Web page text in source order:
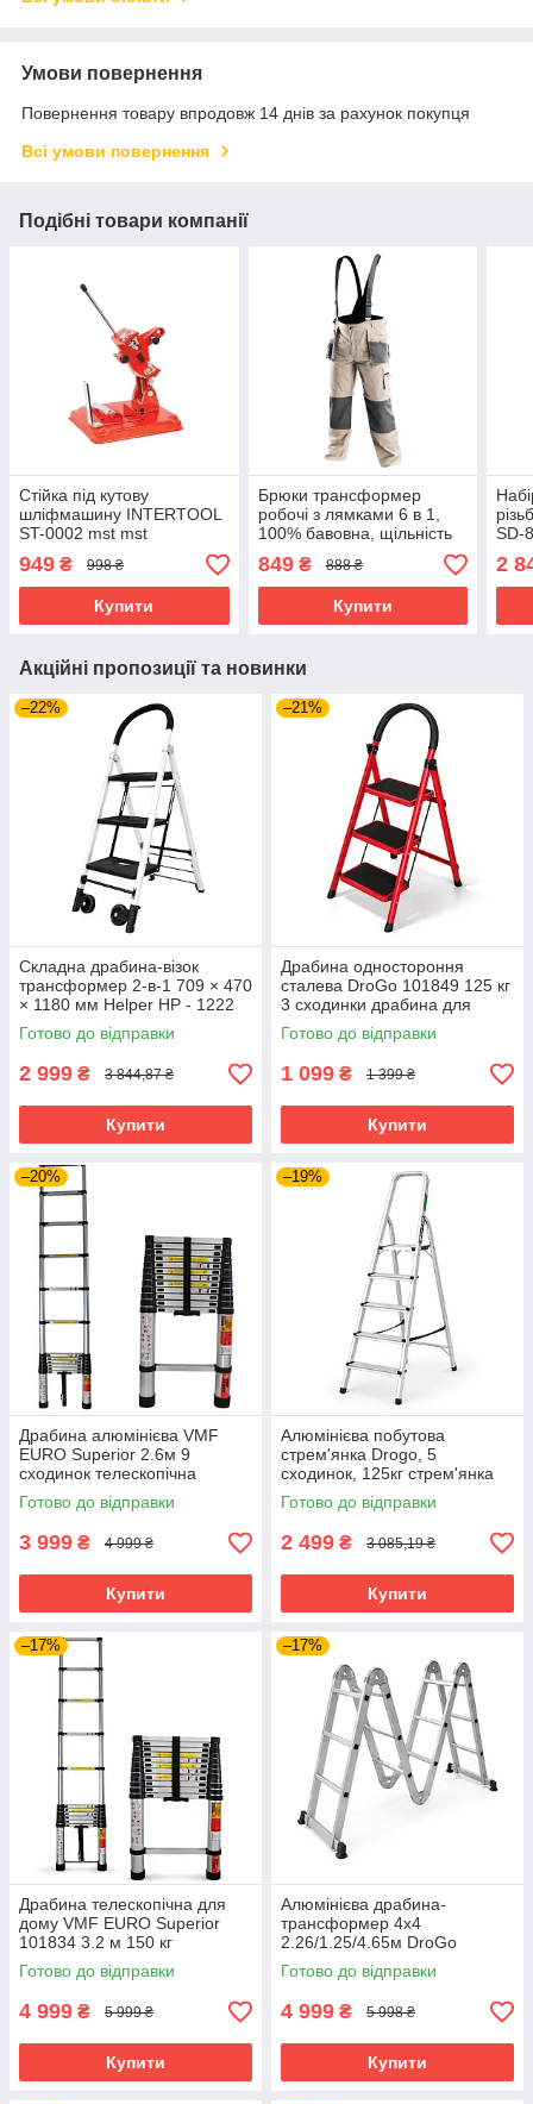
Умови повернення
Повернення товару впродовж 14 днів за рахунок покупця
Всі умови повернення
Подібні товари компанії
Стійка під кутову
шліфмашину INTERTOOL
ST-0002 mst mst
949 ₴ 998 ₴
Купити
Брюки трансформер
робочі з лямками 6 в 1,
100% бавовна, щільність
180 г / м2, M INTERTOOL
SP-3042 mst
849₴ 888 ₴
Купити
SD-
2
Акційні пропозиції та новинки
–22%
Складна драбина-візок
трансформер 2-в-1 709 × 470
× 1180 мм Helper HP - 1222
драбина для ремонтних робіт
Готово до відправки
2 999 ₴ 3 844,87 ₴
Купити
–21%
Драбина одностороння
сталева DroGo 101849 125 кг
3 сходинки драбина для
ремонту одностороння
драбина для дому
Готово до відправки
1 099 ₴ 1 399 ₴
Купити
–20%
Драбина алюмінієва VMF
EURO Superior 2.6м 9
сходинок телескопічна
драбина для будівельних
робіт драбина побутова
Готово до відправки
3 999 ₴ 4 999 ₴
Купити
–19%
Алюмінієва побутова
стрем'янка Drogo, 5
сходинок, 125кг стрем'янка
алюмінієва побутова
монтажна драбина
Готово до відправки
2 499 ₴ 3 085,19 ₴
Купити
–17%
Драбина телескопічна для
дому VMF EURO Superior
101834 3.2 м 150 кг
алюмінієва телескопічна
драбина
Готово до відправки
4 999 ₴ 5 999 ₴
Купити
–17%
Алюмінієва драбина-
трансформер 4х4
2.26/1.25/4.65м DroGo
101892 алюмінієва драбина з
шарнірною конструкцією
Готово до відправки
4 999 ₴ 5 998 ₴
Купити